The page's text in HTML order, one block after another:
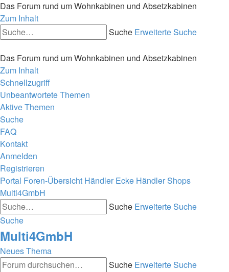
Das Forum rund um Wohnkabinen und Absetzkabinen
Zum Inhalt
Suche Erweiterte Suche
Das Forum rund um Wohnkabinen und Absetzkabinen
Zum Inhalt
Schnellzugriff
Unbeantwortete Themen
Aktive Themen
Suche
FAQ
Kontakt
Anmelden
Registrieren
Portal Foren-Übersicht Händler Ecke Händler Shops
Multi4GmbH
Suche Erweiterte Suche
Suche
Multi4GmbH
Neues Thema
Suche Erweiterte Suche